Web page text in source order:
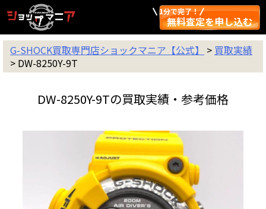
1分で完了！
無料査定を申し込む
G-SHOCK買取専門店ショックマニア【公式】 > 買取実績
> DW-8250Y-9T
DW-8250Y-9Tの買取実績・参考価格